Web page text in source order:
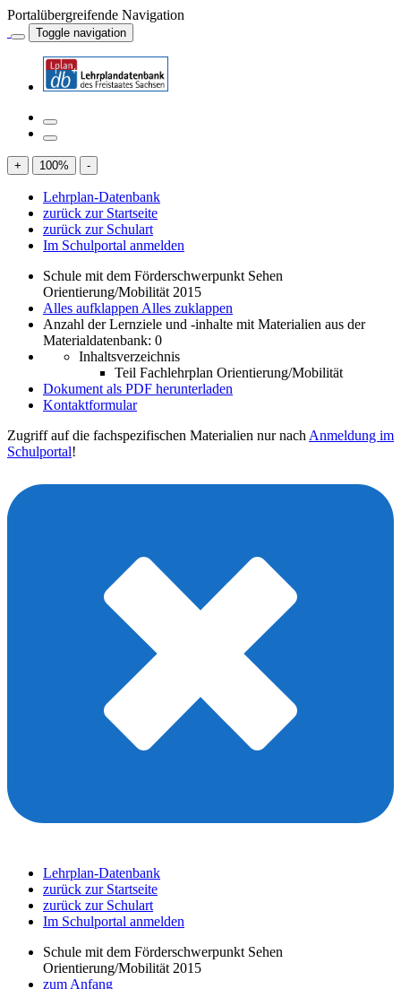
Portalübergreifende Navigation
Toggle navigation
+ 100% -
Lehrplan-Datenbank
zurück zur Startseite
zurück zur Schulart
Im Schulportal anmelden
Schule mit dem Förderschwerpunkt Sehen
Orientierung/Mobilität 2015
Alles aufklappen Alles zuklappen
Anzahl der Lernziele und -inhalte mit Materialien aus der
Materialdatenbank: 0
Inhaltsverzeichnis
Teil Fachlehrplan Orientierung/Mobilität
Dokument als PDF herunterladen
Kontaktformular
Zugriff auf die fachspezifischen Materialien nur nach Anmeldung im
Schulportal!
Lehrplan-Datenbank
zurück zur Startseite
zurück zur Schulart
Im Schulportal anmelden
Schule mit dem Förderschwerpunkt Sehen
Orientierung/Mobilität 2015
zum Anfang